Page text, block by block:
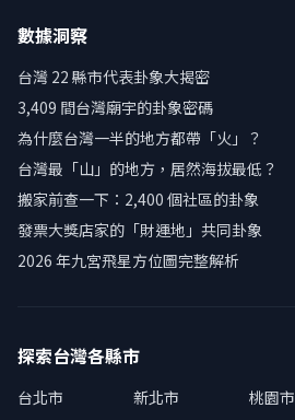
數據洞察
台灣 22 縣市代表卦象大揭密
3,409 間台灣廟宇的卦象密碼
為什麼台灣一半的地方都帶「火」？
台灣最「山」的地方，居然海拔最低？
搬家前查一下：2,400 個社區的卦象
發票大獎店家的「財運地」共同卦象
2026 年九宮飛星方位圖完整解析
探索台灣各縣市
台北市 新北市 桃園市